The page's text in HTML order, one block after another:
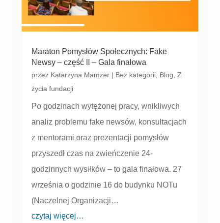
Maraton Pomysłów Społecznych: Fake
Newsy – część II – Gala finałowa
przez Katarzyna Mamzer| Bez kategorii, Blog Z
życia fundacji
Po godzinach wytężonej pracy, wnikliwych
analiz problemu fake newsów, konsultacjach
z mentorami oraz prezentacji pomysłów
przyszedł czas na zwieńczenie 24-
godzinnych wysiłków – to gala finałowa. 27
września o godzinie 16 do budynku NOTu
(Naczelnej Organizacji…
czytaj więcej…